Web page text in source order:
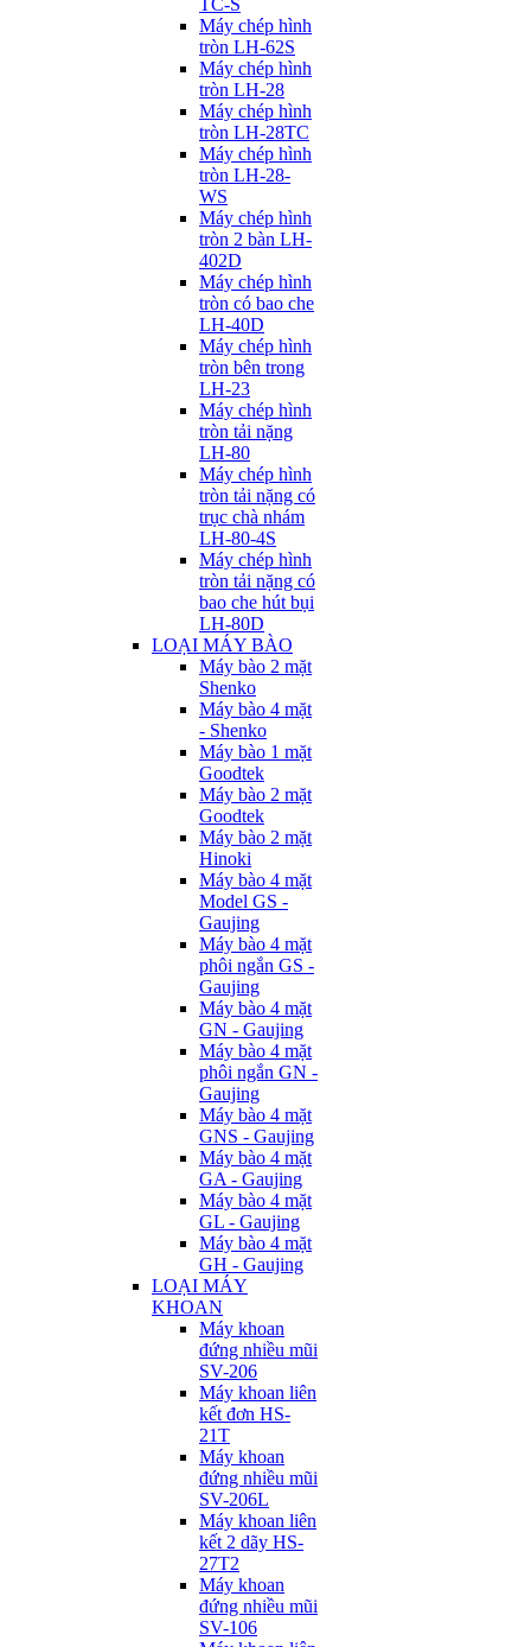
TC-S
Máy chép hình
tròn LH-62S
Máy chép hình
tròn LH-28
Máy chép hình
tròn LH-28TC
Máy chép hình
tròn LH-28-
WS
Máy chép hình
tròn 2 bàn LH-
402D
Máy chép hình
tròn có bao che
LH-40D
Máy chép hình
tròn bên trong
LH-23
Máy chép hình
tròn tải nặng
LH-80
Máy chép hình
tròn tải nặng có
trục chà nhám
LH-80-4S
Máy chép hình
tròn tải nặng có
bao che hút bụi
LH-80D
LOẠI MÁY BÀO
Máy bào 2 mặt
Shenko
Máy bào 4 mặt
- Shenko
Máy bào 1 mặt
Goodtek
Máy bào 2 mặt
Goodtek
Máy bào 2 mặt
Hinoki
Máy bào 4 mặt
Model GS -
Gaujing
Máy bào 4 mặt
phôi ngắn GS -
Gaujing
Máy bào 4 mặt
GN - Gaujing
Máy bào 4 mặt
phôi ngắn GN -
Gaujing
Máy bào 4 mặt
GNS - Gaujing
Máy bào 4 mặt
GA - Gaujing
Máy bào 4 mặt
GL - Gaujing
Máy bào 4 mặt
GH - Gaujing
LOẠI MÁY
KHOAN
Máy khoan
đứng nhiều mũi
SV-206
Máy khoan liên
kết đơn HS-
21T
Máy khoan
đứng nhiều mũi
SV-206L
Máy khoan liên
kết 2 dãy HS-
27T2
Máy khoan
đứng nhiều mũi
SV-106